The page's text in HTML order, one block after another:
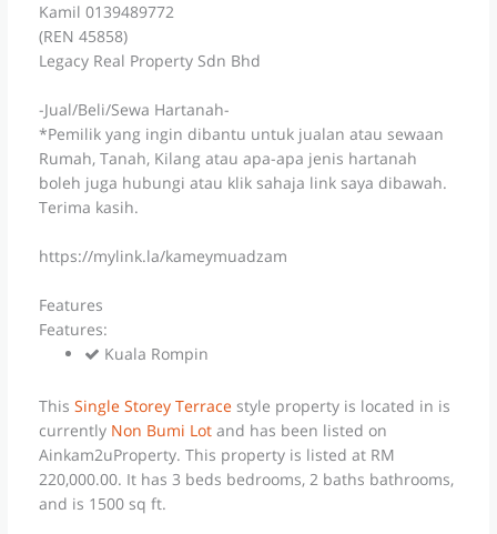
Kamil 0139489772
(REN 45858)
Legacy Real Property Sdn Bhd
-Jual/Beli/Sewa Hartanah-
*Pemilik yang ingin dibantu untuk jualan atau sewaan
Rumah, Tanah, Kilang atau apa-apa jenis hartanah
boleh juga hubungi atau klik sahaja link saya dibawah.
Terima kasih.
https://mylink.la/kameymuadzam
Features
Features:
Kuala Rompin
This Single Storey Terrace style property is located in is
currently Non Bumi Lotand has been listed on
Ainkam2uProperty. This property is listed at RM
220,000.00. It has 3 beds bedrooms, 2 baths bathrooms,
and is 1500 sq ft.